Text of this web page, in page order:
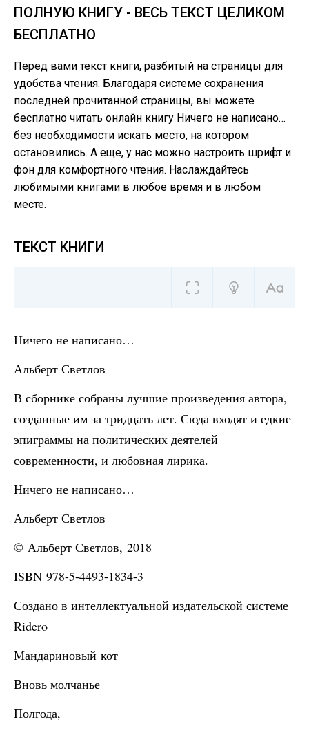
ПОЛНУЮ КНИГУ - ВЕСЬ ТЕКСТ ЦЕЛИКОМ
БЕСПЛАТНО
Перед вами текст книги, разбитый на страницы для
удобства чтения. Благодаря системе сохранения
последней прочитанной страницы, вы можете
бесплатно читать онлайн книгу Ничего не написано…
без необходимости искать место, на котором
остановились. А еще, у нас можно настроить шрифт и
фон для комфортного чтения. Наслаждайтесь
любимыми книгами в любое время и в любом
месте.
ТЕКСТ КНИГИ
Ничего не написано…
Альберт Светлов
В сборнике собраны лучшие произведения автора,
созданные им за тридцать лет. Сюда входят и едкие
эпиграммы на политических деятелей
современности, и любовная лирика.
Ничего не написано…
Альберт Светлов
© Альберт Светлов, 2018
ISBN 978-5-4493-1834-3
Создано в интеллектуальной издательской системе
Ridero
Мандариновый кот
Вновь молчанье
Полгода,